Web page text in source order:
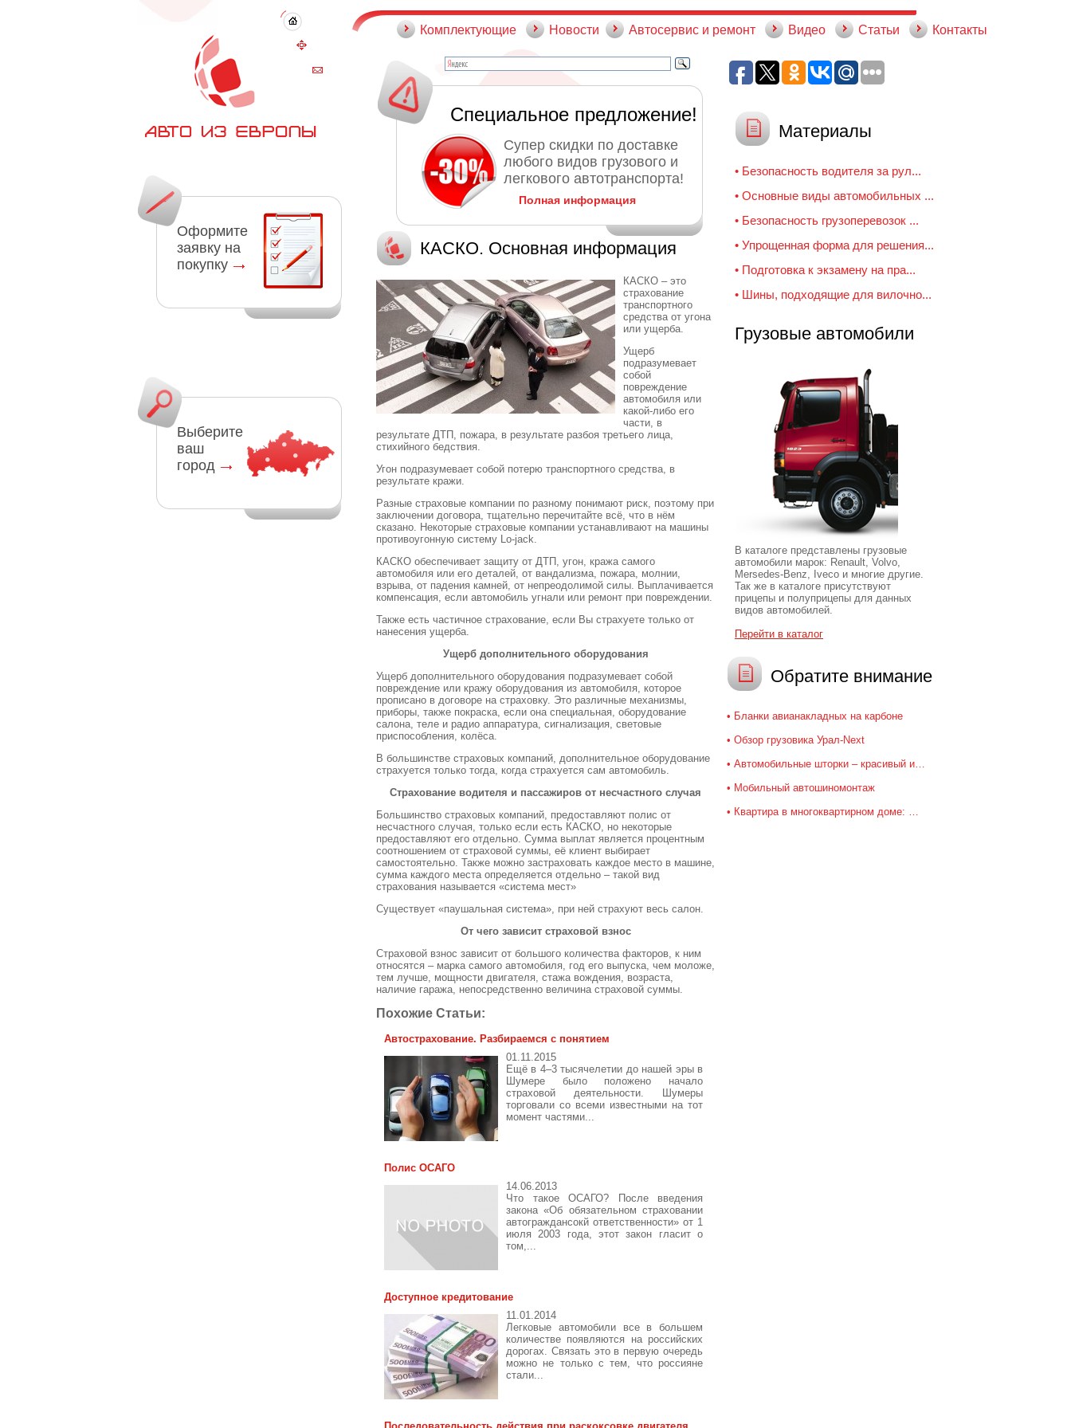
Комплектующие Новости Автосервис и ремонт Видео Статьи Контакты
Оформите
заявку на
покупку
Выберите
ваш
город
Специальное предложение!
Супер скидки по доставке
любого видов грузового и
легкового автотранспорта!
Полная информация
КАСКО. Основная информация
КАСКО – это
страхование
транспортного
средства от угона
или ущерба.
Ущерб
подразумевает
собой
повреждение
автомобиля или
какой-либо его
части, в
результате ДТП, пожара, в результате разбоя третьего лица,
стихийного бедствия.
Угон подразумевает собой потерю транспортного средства, в
результате кражи.
Разные страховые компании по разному понимают риск, поэтому при
заключении договора, тщательно перечитайте всё, что в нём
сказано. Некоторые страховые компании устанавливают на машины
противоугонную систему Lo-jack.
КАСКО обеспечивает защиту от ДТП, угон, кража самого
автомобиля или его деталей, от вандализма, пожара, молнии,
взрыва, от падения камней, от непреодолимой силы. Выплачивается
компенсация, если автомобиль угнали или ремонт при повреждении.
Также есть частичное страхование, если Вы страхуете только от
нанесения ущерба.
Ущерб дополнительного оборудования
Ущерб дополнительного оборудования подразумевает собой
повреждение или кражу оборудования из автомобиля, которое
прописано в договоре на страховку. Это различные механизмы,
приборы, также покраска, если она специальная, оборудование
салона, теле и радио аппаратура, сигнализация, световые
приспособления, колёса.
В большинстве страховых компаний, дополнительное оборудование
страхуется только тогда, когда страхуется сам автомобиль.
Страхование водителя и пассажиров от несчастного случая
Большинство страховых компаний, предоставляют полис от
несчастного случая, только если есть КАСКО, но некоторые
предоставляют его отдельно. Сумма выплат является процентным
соотношением от страховой суммы, её клиент выбирает
самостоятельно. Также можно застраховать каждое место в машине,
сумма каждого места определяется отдельно – такой вид
страхования называется «система мест»
Существует «паушальная система», при ней страхуют весь салон.
От чего зависит страховой взнос
Страховой взнос зависит от большого количества факторов, к ним
относятся – марка самого автомобиля, год его выпуска, чем моложе,
тем лучше, мощности двигателя, стажа вождения, возраста,
наличие гаража, непосредственно величина страховой суммы.
Похожие Статьи:
Автострахование. Разбираемся с понятием
01.11.2015
Ещё в 4–3 тысячелетии до нашей эры в
Шумере было положено начало
страховой деятельности. Шумеры
торговали со всеми известными на тот
момент частями...
Полис ОСАГО
14.06.2013
Что такое ОСАГО? После введения
закона «Об обязательном страховании
автограждансокй ответственности» от 1
июля 2003 года, этот закон гласит о
том,...
Доступное кредитование
11.01.2014
Легковые автомобили все в большем
количестве появляются на российских
дорогах. Связать это в первую очередь
можно не только с тем, что россияне
стали...
Материалы
• Безопасность водителя за рул...
• Основные виды автомобильных ...
• Безопасность грузоперевозок ...
• Упрощенная форма для решения...
• Подготовка к экзамену на пра...
• Шины, подходящие для вилочно...
Грузовые автомобили
В каталоге представлены грузовые
автомобили марок: Renault, Volvo,
Mersedes-Benz, Iveco и многие другие.
Так же в каталоге присутствуют
прицепы и полуприцепы для данных
видов автомобилей.
Перейти в каталог
Обратите внимание
Бланки авианакладных на карбоне
Обзор грузовика Урал-Next
Автомобильные шторки – красивый и…
Мобильный автошиномонтаж
Квартира в многоквартирном доме: …